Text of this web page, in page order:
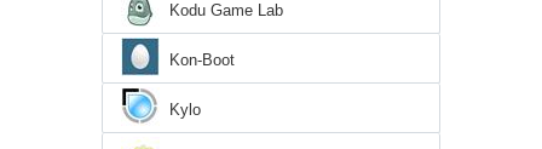
Kodu Game Lab
Kon-Boot
Kylo